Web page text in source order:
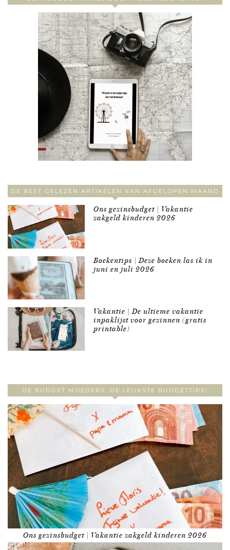
DE BEST GELEZEN ARTIKELEN VAN AFGELOPEN MAAND
Ons gezinsbudget | Vakantie
zakgeld kinderen 2026
Boekentips | Deze boeken las ik in
juni en juli 2026
Vakantie | De ultieme vakantie
inpaklijst voor gezinnen (gratis
printable)
DE BUDGET MOEDERS, DE LEUKSTE BUDGETTIPS!
Ons gezinsbudget | Vakantie zakgeld kinderen 2026